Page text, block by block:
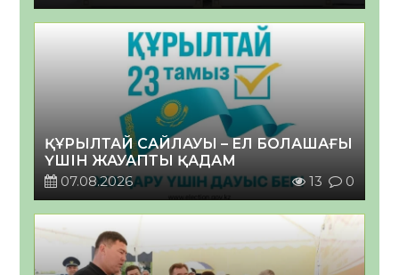
ҚҰРЫЛТАЙ САЙЛАУЫ – ЕЛ БОЛАШАҒЫ
ҮШІН ЖАУАПТЫ ҚАДАМ
07.08.2026
13 0